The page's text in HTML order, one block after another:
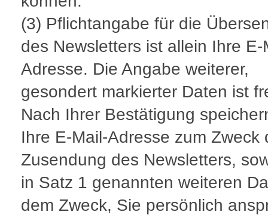
(3) Pflichtangabe für die
des Newsletters ist allein Ihre E-
Adresse. Die Angabe weiterer,
gesondert markierter Daten ist
Nach Ihrer Bestätigung
Ihre E-Mail-Adresse zum Zweck
Zusendung des Newsletters,
in Satz 1 genannten weiteren
dem Zweck, Sie persönlich